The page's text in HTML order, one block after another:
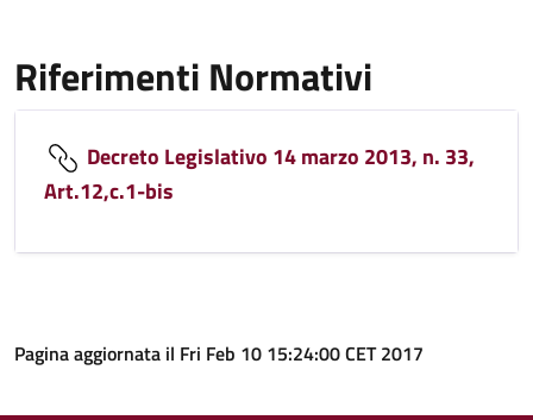
Riferimenti Normativi
Decreto Legislativo 14 marzo 2013, n. 33,
Art.12,c.1-bis
Pagina aggiornata il Fri Feb 10 15:24:00 CET 2017